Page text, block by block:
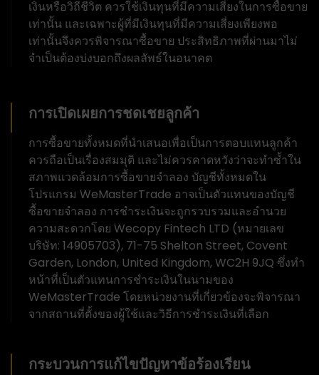
เงินหรือวิถีชีวิต ควรใช้เงินทุนที่มีความเสี่ยงในการซื้อขาย
เท่านั้น และเฉพาะผู้ที่มีเงินทุนที่มีความเสี่ยงเพียงพอ
เท่านั้นจึงควรพิจารณาซื้อขาย ประสิทธิภาพที่ผ่านมาไม่
จำเป็นต้องบ่งบอกถึงผลลัพธ์ในอนาคต
การเปิดเผยการชดเชยลูกค้า
การซื้อขายทั้งหมดที่นำเสนอเพื่อเป็นการตอบแทนลูกค้า
ควรถือเป็นเรื่องสมมุติ และไม่ควรคาดหวังว่าจะทำซ้ำใน
สภาพแวดล้อมการซื้อขายจำลอง บัญชีทั้งหมดใน
โปรแกรม WeMasterTrade อาจเป็นตัวแทนของบัญชี
ซื้อขายจำลอง การชำระเงินจะถูกรวบรวมและอำนวย
ความสะดวกโดย Wecopy Fintech LTD (หมายเลข
บริษัท: 14905703), 71-75 Shelton Street, Covent
Garden, London, United Kingdom, WC2H 9JQ ซึ่งทำ
หน้าที่เป็นตัวแทนการชำระเงินในนามของ
WeMasterTrade โดยหน่วยงานที่เกี่ยวข้องจะพิจารณา
จากสถานที่ตั้งของผู้ใช้และวิธีการชำระเงินที่เลือก
กระบวนการแก้ไขปัญหาข้อร้องเรียน